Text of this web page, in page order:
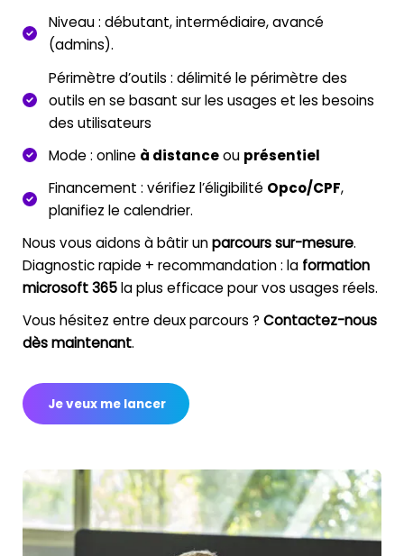
Niveau: débutant, intermédiaire, avancé
(admins).
Périmètre d’outils : délimité le périmètre des
outils en se basant sur les usages et les besoins
des utilisateurs
Mode : online à distanceou présentiel
Financement : vérifiez l’éligibilité Opco/CPF,
planifiez le calendrier.
Nous vous aidons à bâtir un parcours sur-mesure.
Diagnostic rapide + recommandation : la formation
microsoft 365 la plus efficace pour vos usages réels.
Vous hésitez entre deux parcours ? Contactez-nous
dès maintenant.
Je veux me lancer